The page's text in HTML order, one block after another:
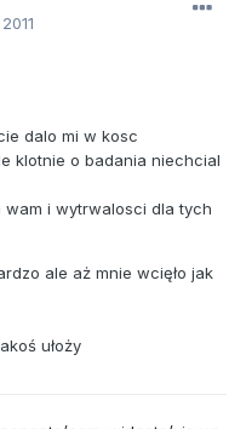
dalo mi w kosc
klotnie o badania niechcial
i wytrwalosci dla tych
ale aż mnie wcięło jak
ułoży